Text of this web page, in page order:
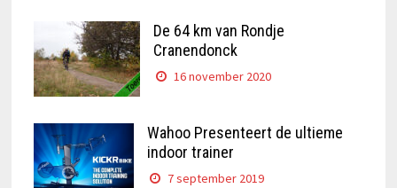
De 64 km van Rondje
Cranendonck
16 november 2020
Wahoo Presenteert de ultieme
indoor trainer
7 september 2019